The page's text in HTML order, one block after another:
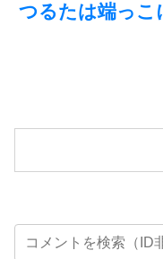
つるたは端っこ